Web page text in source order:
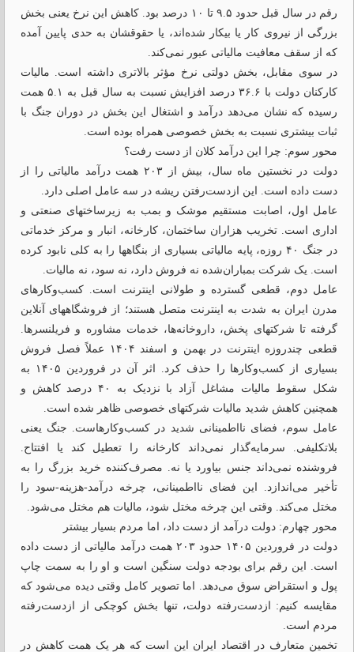
رقم در سال قبل حدود ۹.۵ تا ۱۰ درصد بود. کاهش این نرخ یعنی بخش
بزرگی از نیروی کار یا بیکار شده‌اند، یا حقوقشان به حدی پایین آمده
که از سقف معافیت مالیاتی عبور نمی‌کند.
در سوی مقابل، بخش دولتی نرخ مؤثر بالاتری داشته است. مالیات
کارکنان دولت با ۳۶.۶ درصد افزایش نسبت به سال قبل به ۵.۱ همت
رسیده که نشان می‌دهد درآمد و اشتغال این بخش در دوران جنگ با
ثبات بیشتری نسبت به بخش خصوصی همراه بوده است.
محور سوم: چرا این درآمد کلان از دست رفت؟
دولت در نخستین ماه سال، بیش از ۲۰۳ همت درآمد مالیاتی را از
دست داده است. این ازدست‌رفتن ریشه در سه عامل اصلی دارد.
عامل اول، اصابت مستقیم موشک و بمب به زیرساختهای صنعتی و
اداری است. تخریب هزاران ساختمان، کارخانه، انبار و مرکز خدماتی
در جنگ ۴۰ روزه، پایه مالیاتی بسیاری از بنگاهها را به کلی نابود کرده
است. یک شرکت بمباران‌شده نه فروش دارد، نه سود، نه مالیات.
عامل دوم، قطعی گسترده و طولانی اینترنت است. کسب‌وکارهای
مدرن ایران به شدت به اینترنت متصل هستند؛ از فروشگاههای آنلاین
گرفته تا شرکتهای پخش، داروخانه‌ها، خدمات مشاوره و فریلنسرها.
قطعی چندروزه اینترنت در بهمن و اسفند ۱۴۰۴ عملاً فصل فروش
بسیاری از کسب‌وکارها را حذف کرد. اثر آن در فروردین ۱۴۰۵ به
شکل سقوط مالیات مشاغل آزاد با نزدیک به ۴۰ درصد کاهش و
همچنین کاهش شدید مالیات شرکتهای خصوصی ظاهر شده است.
عامل سوم، فضای نااطمینانی شدید در کسب‌وکارهاست. جنگ یعنی
بلاتکلیفی. سرمایه‌گذار نمی‌داند کارخانه را تعطیل کند یا افتتاح.
فروشنده نمی‌داند جنس بیاورد یا نه. مصرف‌کننده خرید بزرگ را به
تأخیر می‌اندازد. این فضای نااطمینانی، چرخه درآمد-هزینه-سود را
مختل می‌کند. وقتی این چرخه مختل شود، مالیات هم مختل می‌شود.
محور چهارم: دولت درآمد از دست داد، اما مردم بسیار بیشتر
دولت در فروردین ۱۴۰۵ حدود ۲۰۳ همت درآمد مالیاتی از دست داده
است. این رقم برای بودجه دولت سنگین است و او را به سمت چاپ
پول و استقراض سوق می‌دهد. اما تصویر کامل وقتی دیده می‌شود که
مقایسه کنیم: ازدست‌رفته دولت، تنها بخش کوچکی از ازدست‌رفته
مردم است.
تخمین متعارف در اقتصاد ایران این است که هر یک همت کاهش در